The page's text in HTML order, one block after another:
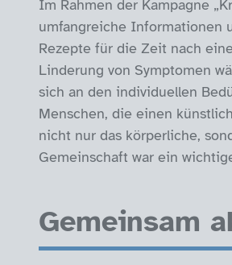
Im Rahmen der Kampagne
umfangreiche Informationen
Rezepte für die Zeit nach
Linderung von Symptomen
sich an den individuellen
Menschen, die einen
nicht nur das körperliche,
Gemeinschaft war ein
Gemeinsam